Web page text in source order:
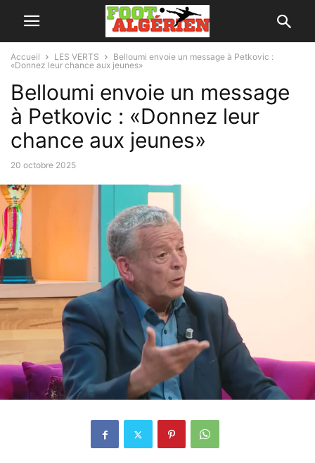
Accueil LES VERTS
Belloumi envoie un message à Petkovic :
«Donnez leur chance aux jeunes»
Belloumi envoie un message
à Petkovic : «Donnez leur
chance aux jeunes»
20 octobre 2025